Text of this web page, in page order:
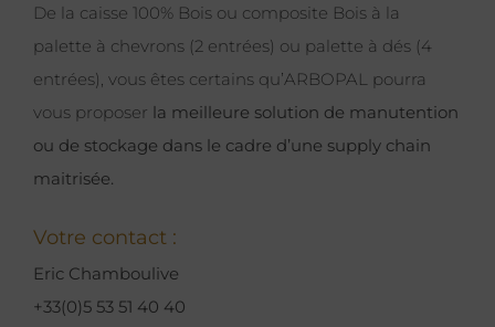
De la caisse 100% Bois ou composite Bois à la
palette à chevrons (2 entrées) ou palette à dés (4
entrées), vous êtes certains qu’ARBOPAL pourra
vous proposer la meilleure solution de manutention
ou de stockage dans le cadre d’une supply chain
maitrisée.
Votre contact :
Eric Chamboulive
+33(0)5 53 51 40 40